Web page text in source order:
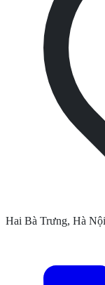
Hai Bà Trưng, Hà Nội